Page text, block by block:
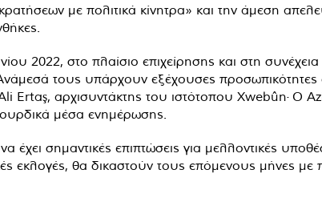
με πολιτικά κίνητρα» και την άμεση
2022, στο πλαίσιο επιχείρησης και στη
τους υπάρχουν εξέχουσες
Ertaş, αρχισυντάκτης του ιστότοπου Xwebûn· Ο
μέσα ενημέρωσης.
έχει σημαντικές επιπτώσεις για μελλοντικές
εκλογές, θα δικαστούν τους επόμενους μήνες με